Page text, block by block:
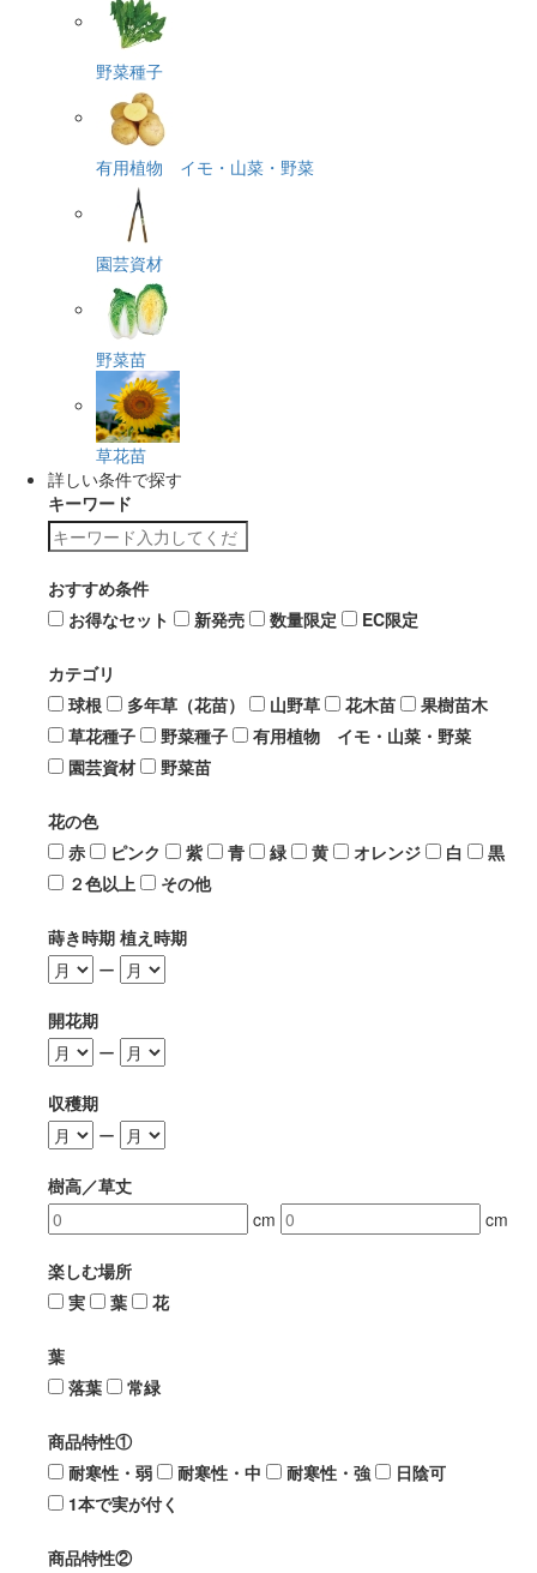
野菜種子
有用植物 イモ・山菜・野菜
園芸資材
野菜苗
草花苗
詳しい条件で探す
キーワード
おすすめ条件
お得なセット
新発売 数量限定 EC限定
カテゴリ
球根
多年草（花苗） 山野草 花木苗
果樹苗木
草花種子
野菜種子
有用植物 イモ・山菜・野菜
園芸資材
野菜苗
花の色
赤
ピンク 紫 青 緑 黄 オレンジ 白
黒
２色以上
その他
蒔き時期 植え時期
ー
開花期
ー
収穫期
ー
樹高／草丈
cm
cm
楽しむ場所
実
葉 花
葉
落葉
常緑
商品特性①
耐寒性・弱
耐寒性・中 耐寒性・強
日陰可
1本で実が付く
商品特性②